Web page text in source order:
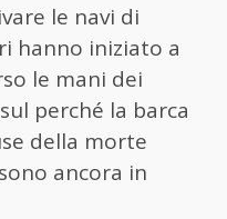
le navi di
hanno iniziato a
le mani dei
perché la barca
della morte
ancora in